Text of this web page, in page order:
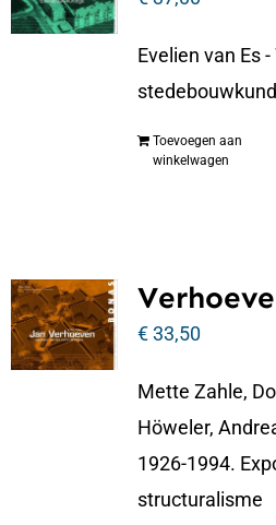
Evelien van Es
Toevoegen aan
winkelwagen
€33,50
Mette Zahle,
Höweler,
1926-1994.
structuralisme